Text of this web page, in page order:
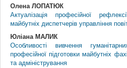
Олена ЛОПАТЮК
Актуалізація професійної
майбутніх диспетчерів управління
Юліана МАЛИК
Особливості вивчення
професійної підготовки майбутніх
та адміністрування